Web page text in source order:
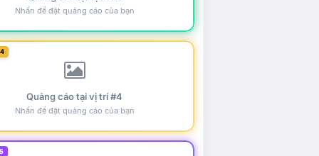
Nhấn để đặt quảng cáo của bạn
Quảng cáo tại vị trí #4
Nhấn để đặt quảng cáo của bạn